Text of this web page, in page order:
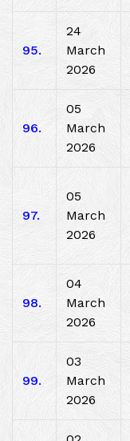
95.
24
March
2026
96.
05
March
2026
97.
05
March
2026
98.
04
March
2026
99.
03
March
2026